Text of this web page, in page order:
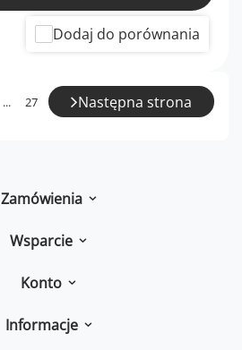
Dodaj do porównania
... 27 Następna strona
Zamówienia
Wsparcie
Konto
Informacje